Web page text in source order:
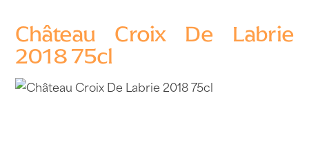
Château Croix De Labrie
2018 75cl